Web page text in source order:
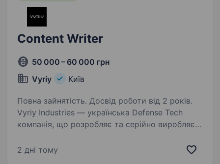
Content Writer
50 000 – 60 000 грн
Vyriy
Київ
Повна зайнятість. Досвід роботи від 2 років.
Vyriy Industries — українська Defense Tech
компанія, що розробляє та серійно виробляє
бойових умовах для понад 200 підрозділів Сил
2 дні тому